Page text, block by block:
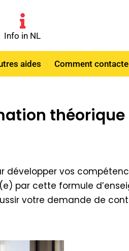
Info in NL
aides Comment
théorique
développer vos
par cette formule
votre demande de